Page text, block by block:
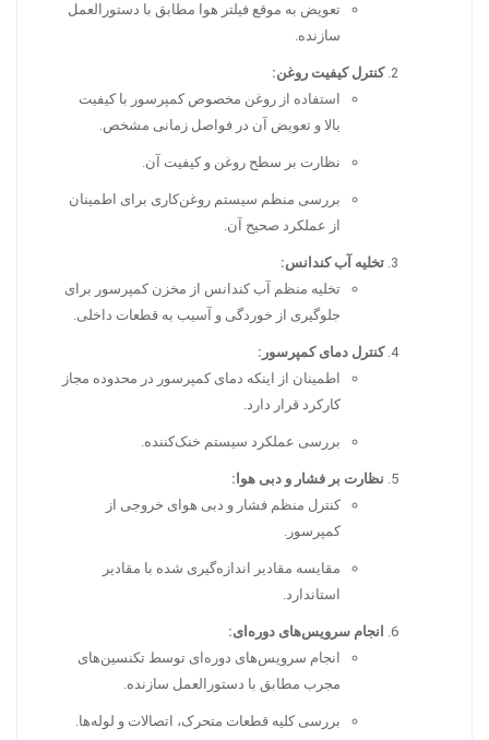
تعویض به موقع فیلتر هوا مطابق با دستورالعمل
سازنده.
کنترل کیفیت روغن:
استفاده از روغن مخصوص کمپرسور با کیفیت
بالا و تعویض آن در فواصل زمانی مشخص.
نظارت بر سطح روغن و کیفیت آن.
بررسی منظم سیستم روغن‌کاری برای اطمینان
از عملکرد صحیح آن.
تخلیه آب کندانس:
تخلیه منظم آب کندانس از مخزن کمپرسور برای
جلوگیری از خوردگی و آسیب به قطعات داخلی.
کنترل دمای کمپرسور:
اطمینان از اینکه دمای کمپرسور در محدوده مجاز
کارکرد قرار دارد.
بررسی عملکرد سیستم خنک‌کننده.
نظارت بر فشار و دبی هوا:
کنترل منظم فشار و دبی هوای خروجی از
کمپرسور.
مقایسه مقادیر اندازه‌گیری شده با مقادیر
استاندارد.
انجام سرویس‌های دوره‌ای:
انجام سرویس‌های دوره‌ای توسط تکنسین‌های
مجرب مطابق با دستورالعمل سازنده.
بررسی کلیه قطعات متحرک، اتصالات و لوله‌ها.